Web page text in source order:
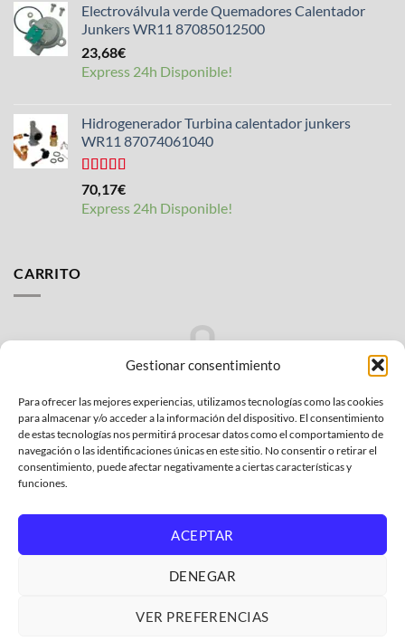
Gestionar consentimiento
Para ofrecer las mejores experiencias, utilizamos tecnologías como las cookies
para almacenar y/o acceder a la información del dispositivo. El consentimiento
de estas tecnologías nos permitirá procesar datos como el comportamiento de
navegación o las identificaciones únicas en este sitio. No consentir o retirar el
consentimiento, puede afectar negativamente a ciertas características y
funciones.
ACEPTAR
DENEGAR
VER PREFERENCIAS
Electroválvula verde Quemadores Calentador
Junkers WR11 87085012500
23,68€
Express 24h Disponible!
Hidrogenerador Turbina calentador junkers
WR11 87074061040
Valorado
con
de
5
70,17€
Express 24h Disponible!
CARRITO
No hay productos en el carrito.
VOLVER A LA TIENDA
Bank
Credit
Card
MasterCardPayPal
Visa
POLÍTICA AFILIADOS AMAZON
GARANTÍA Y DEVOLUCIONES
POLÍTICA DE COOKIES
GASTOS DE ENVÍO